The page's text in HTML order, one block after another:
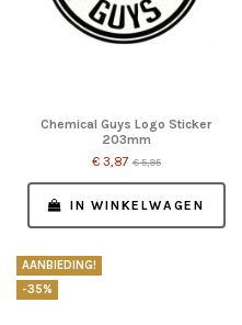
Chemical Guys Logo Sticker
203mm
€ 3,87 € 5,95
IN WINKELWAGEN
AANBIEDING!
-35%